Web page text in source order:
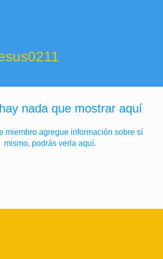
nada que mostrar aquí
miembro agregue información sobre sí
mismo, podrás verla aquí.